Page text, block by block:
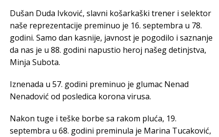
Dušan Duda Ivković, slavni košarkaški trener i selektor
naše reprezentacije preminuo je 16. septembra u 78.
godini. Samo dan kasnije, javnost je pogodilo i saznanje
da nas je u 88. godini napustio heroj našeg detinjstva,
Minja Subota.
Iznenada u 57. godini preminuo je glumac Nenad
Nenadović od posledica korona virusa.
Nakon tuge i teške borbe sa rakom pluća, 19.
septembra u 68. godini preminula je Marina Tucaković,